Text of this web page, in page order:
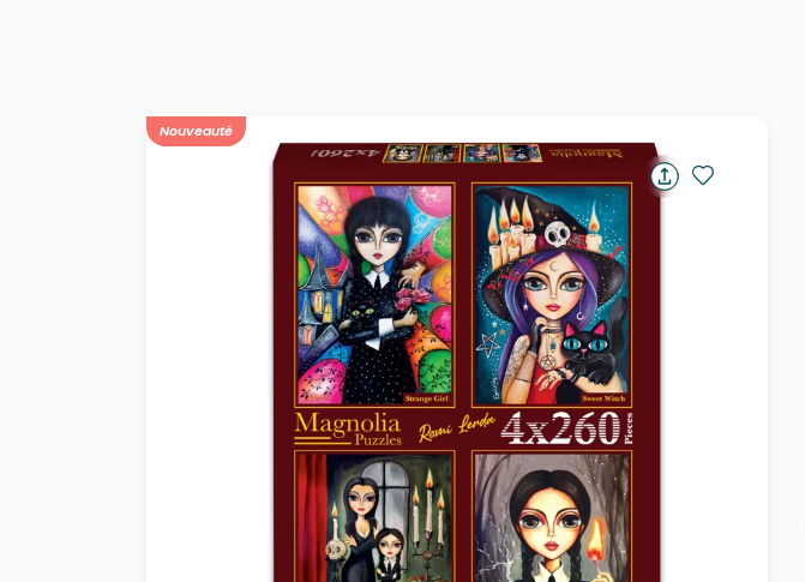
Nouveauté